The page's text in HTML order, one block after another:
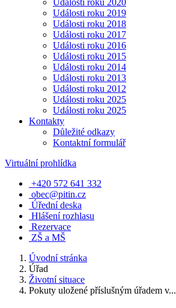
Události roku 2020
Události roku 2019
Události roku 2018
Události roku 2017
Události roku 2016
Události roku 2015
Události roku 2014
Události roku 2013
Události roku 2012
Události roku 2025
Události roku 2025
Kontakty
Důležité odkazy
Kontaktní formulář
Virtuální prohlídka
+420 572 641 332
obec@pitin.cz
Úřední deska
Hlášení rozhlasu
Rezervace
ZŠ a MŠ
Úvodní stránka
Úřad
Životní situace
Pokuty uložené příslušným úřadem v...